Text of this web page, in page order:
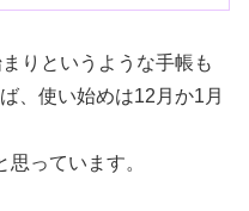
りというような手帳も
、使い始めは12月か1月
っています。